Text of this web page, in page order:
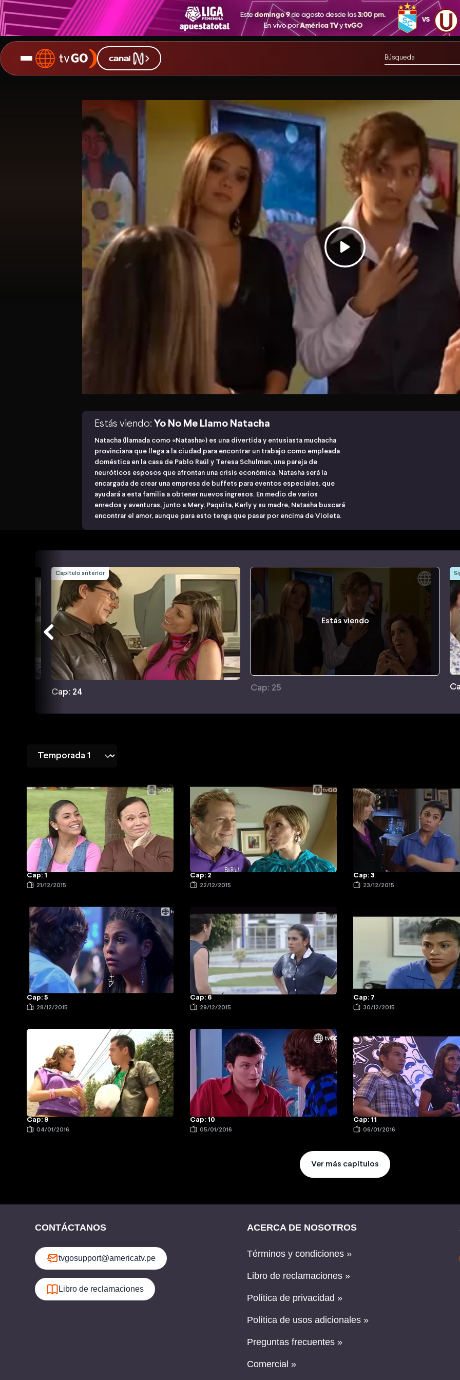
Estás viendo: Yo No Me Llamo Natacha
Natacha (llamada como «Natasha») es una divertida y entusiasta muchacha
provinciana que llega a la ciudad para encontrar un trabajo como empleada
doméstica en la casa de Pablo Raúl y Teresa Schulman, una pareja de
neuróticos esposos que afrontan una crisis económica. Natasha será la
encargada de crear una empresa de buffets para eventos especiales, que
ayudará a esta familia a obtener nuevos ingresos. En medio de varios
enredos y aventuras, junto a Mery, Paquita, Kerly y su madre, Natasha buscará
encontrar el amor, aunque para esto tenga que pasar por encima de Violeta.
Capítulo anterior
Cap: 24
Estás viendo
Cap: 25
Cap: 1
21/12/2015
Cap: 2
22/12/2015
Cap: 3
23/12/2015
Cap: 5
28/12/2015
Cap: 6
29/12/2015
Cap: 7
30/12/2015
Cap: 9
04/01/2016
Cap: 10
05/01/2016
Cap: 11
06/01/2016
Ver más capítulos
CONTÁCTANOS
tvgosupport@americatv.pe
Libro de reclamaciones
ACERCA DE NOSOTROS
Términos y condiciones »
Libro de reclamaciones »
Política de privacidad »
Política de usos adicionales »
Preguntas frecuentes »
Comercial »